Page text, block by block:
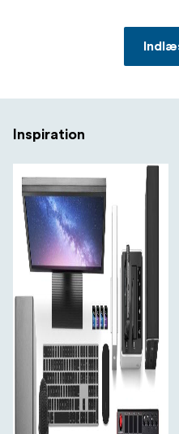
Oplad din bærbare
Tilslut stor RAID-
Tilføj en ekstra
Tilslut/oplad USB-
Tilslut til IP-baserede
netværk
Tilslut en digital
Læs + skriv SD-kort
Forbind to
**Gør din tablet til en
Dock kan du forvandle din
computerplatform med
Inspiration